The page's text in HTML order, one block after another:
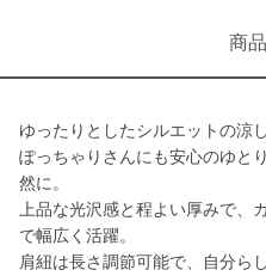
商
ゆったりとしたシルエットの涼
ぽっちゃりさんにも安心のゆと
然に。
上品な光沢感と程よい厚みで、
で幅広く活躍。
肩紐は長さ調節可能で、自分ら